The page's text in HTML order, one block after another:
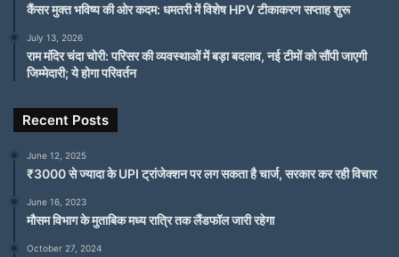
कैंसर मुक्त भविष्य की ओर कदम: धमतरी में विशेष HPV टीकाकरण सप्ताह शुरू
July 13, 2026
राम मंदिर चंदा चोरी: परिसर की व्यवस्थाओं में बड़ा बदलाव, नई टीमों को सौंपी जाएगी
जिम्मेदारी; ये होगा परिवर्तन
Recent Posts
June 12, 2025
₹3000 से ज्यादा के UPI ट्रांजेक्शन पर लग सकता है चार्ज, सरकार कर रही विचार
June 16, 2023
मौसम विभाग के मुताबिक मध्य रात्रि तक लैंडफॉल जारी रहेगा
October 27, 2024